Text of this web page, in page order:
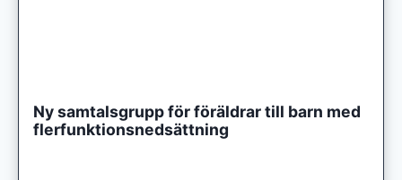
Ny samtalsgrupp för föräldrar till barn med
flerfunktionsnedsättning